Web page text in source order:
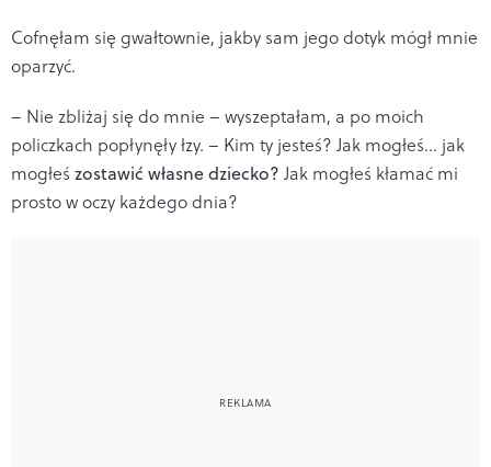
Cofnęłam się gwałtownie, jakby sam jego dotyk mógł mnie
oparzyć.
– Nie zbliżaj się do mnie – wyszeptałam, a po moich
policzkach popłynęły łzy. – Kim ty jesteś? Jak mogłeś... jak
mogłeś zostawić własne dziecko? Jak mogłeś kłamać mi
prosto w oczy każdego dnia?